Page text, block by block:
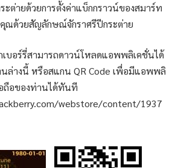
ต่ายด้วยการตั้งค่าแบ็กกราวน์ของสมาร์ท
ณด้วยสัญลักษณ์จักราศรีปีกระต่าย
บอร์รี่สามารถดาวน์โหลดแอพพลิเคชั่นได้
นล่างนี้ หรือสแกน QR Code เพื่อมีแอพพลิ
ถือของท่านได้ทันที
webstore/content/1937